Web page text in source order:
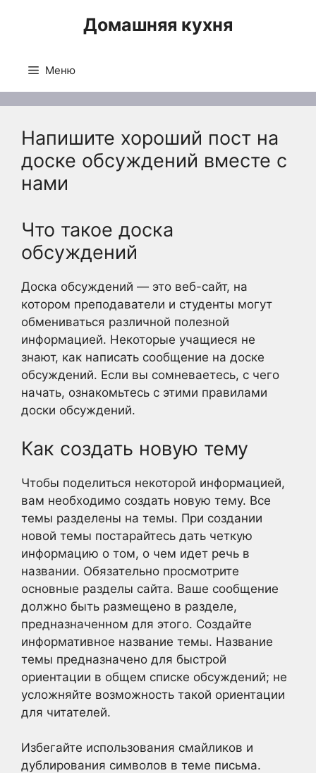
Домашняя кухня
Меню
Напишите хороший пост на
доске обсуждений вместе с
нами
Что такое доска
обсуждений
Доска обсуждений — это веб-сайт, на
котором преподаватели и студенты могут
обмениваться различной полезной
информацией. Некоторые учащиеся не
знают, как написать сообщение на доске
обсуждений. Если вы сомневаетесь, с чего
начать, ознакомьтесь с этими правилами
доски обсуждений.
Как создать новую тему
Чтобы поделиться некоторой информацией,
вам необходимо создать новую тему. Все
темы разделены на темы. При создании
новой темы постарайтесь дать четкую
информацию о том, о чем идет речь в
названии. Обязательно просмотрите
основные разделы сайта. Ваше сообщение
должно быть размещено в разделе,
предназначенном для этого. Создайте
информативное название темы. Название
темы предназначено для быстрой
ориентации в общем списке обсуждений; не
усложняйте возможность такой ориентации
для читателей.
Избегайте использования смайликов и
дублирования символов в теме письма.